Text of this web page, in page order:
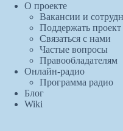
О проекте
Вакансии и
Поддержать проект
Связаться с нами
Частые вопросы
Правообладателям
Онлайн-радио
Программа радио
Блог
Wiki